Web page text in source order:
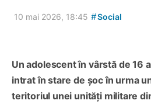
10 mai 2026, 18:45 #Social
Un adolescent în vârstă de 16
intrat în stare de șoc în urma
teritoriul unei unități militare